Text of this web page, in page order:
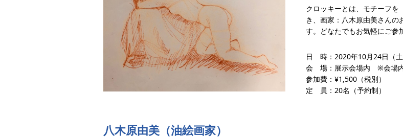
クロッキーとは、モチーフを
き、画家：八木原由美さんの
す。どなたでもお気軽にご参
日 時：2020年10月24日（
会 場：展示会場内 ※会場内
参加費：¥1,500（税別）
定 員：20名（予約制）
八木原由美（油絵画家）